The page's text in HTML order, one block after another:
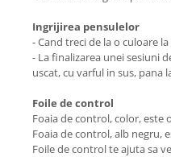
Ingrijirea pensulelor
- Cand treci de la o culoare
- La finalizarea unei sesiuni
uscat, cu varful in sus, pana
Foile de control
Foaia de control, color, este
Foaia de control, alb negru,
Foile de control te ajuta sa